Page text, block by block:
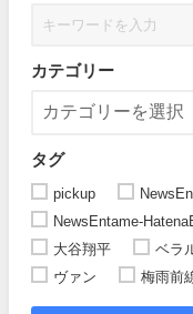
カテゴリー
タグ
pickup
NewsEntame-
大谷翔平
ベラ
ヴァン
梅雨前